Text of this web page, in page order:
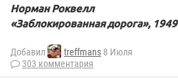
Норман Роквелл
«Заблокированная дорога», 1949
Добавил treffmans 8 Июля
303 комментария